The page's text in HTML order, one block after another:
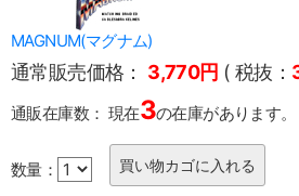
MAGNUM(マグナム)
通常販売価格： 3,770円 ( 税抜：
通販在庫数： 現在3の在庫があります。
数量：